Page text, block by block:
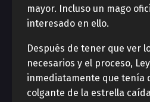
mayor. Incluso un mago
interesado en ello.
Después de tener que ver
necesarios y el proceso,
inmediatamente que tenía
colgante de la estrella